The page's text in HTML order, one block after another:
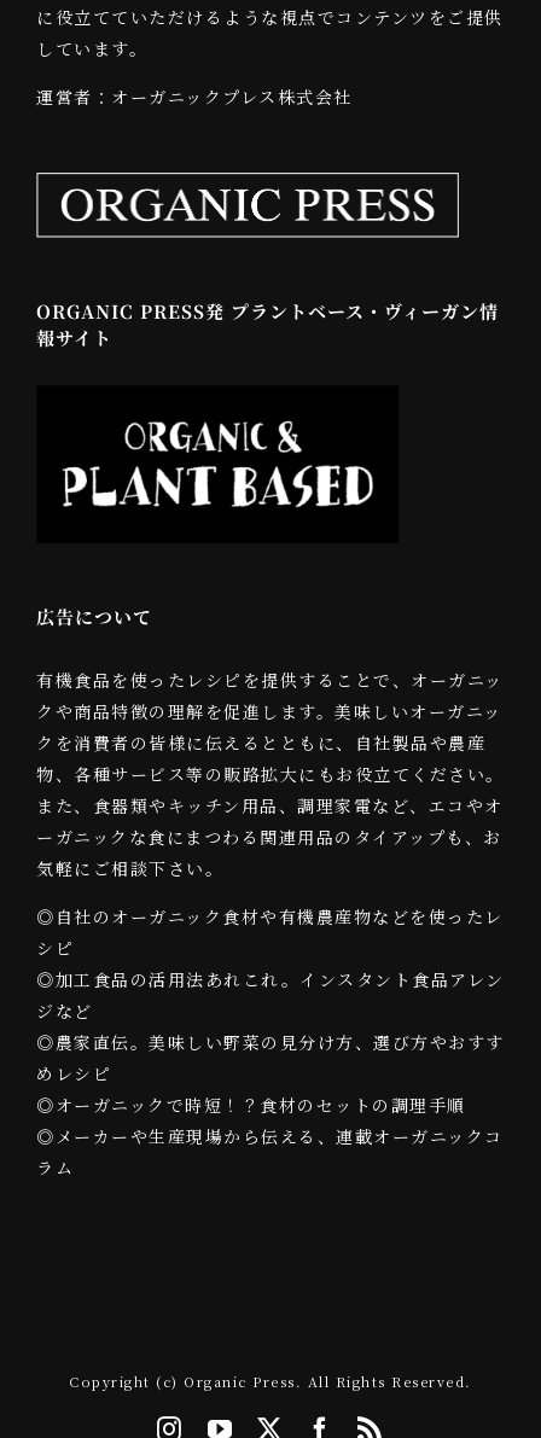
に役立てていただけるような視点でコンテンツをご提供
しています。
運営者：オーガニックプレス株式会社
ORGANIC PRESS発 プラントベース・ヴィーガン情
報サイト
広告について
有機食品を使ったレシピを提供することで、オーガニッ
クや商品特徴の理解を促進します。美味しいオーガニッ
クを消費者の皆様に伝えるとともに、自社製品や農産
物、各種サービス等の販路拡大にもお役立てください。
また、食器類やキッチン用品、調理家電など、エコやオ
ーガニックな食にまつわる関連用品のタイアップも、お
気軽にご相談下さい。
◎自社のオーガニック食材や有機農産物などを使ったレ
シピ
◎加工食品の活用法あれこれ。インスタント食品アレン
ジなど
◎農家直伝。美味しい野菜の見分け方、選び方やおすす
めレシピ
◎オーガニックで時短！？食材のセットの調理手順
◎メーカーや生産現場から伝える、連載オーガニックコ
ラム
Copyright (c) Organic Press. All Rights Reserved.
InstagramYouTube Facebook